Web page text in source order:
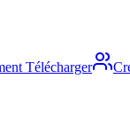
Télécharger